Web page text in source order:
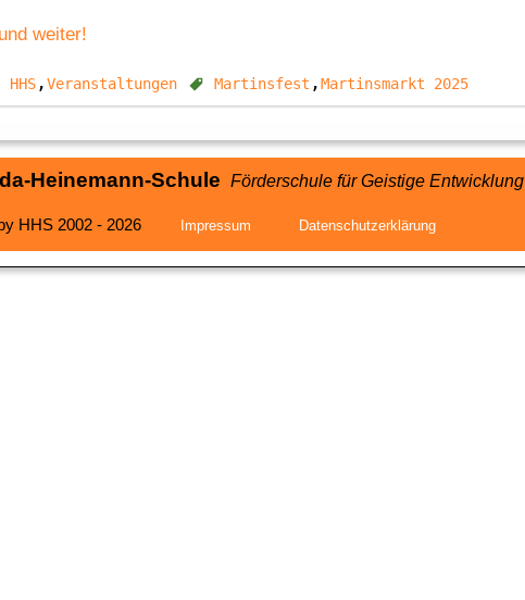
weiter!
HHS,Veranstaltungen Martinsfest ,Martinsmarkt 2025
Heinemann-Schule Förderschule für Geistige Entwicklung
HHS 2002 - 2026 Impressum Datenschutzerklärung